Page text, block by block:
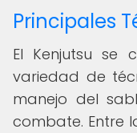
Principales
El Kenjutsu se
variedad de
manejo del
combate. Entre